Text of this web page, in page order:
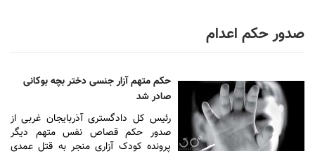
صدور حکم اعدام
حکم متهم آزار جنسی دختر بچه بوکانی
صادر شد
رئیس کل دادگستری آذربایجان غربی از
صدور حکم قصاص نفس متهم دیگر
پرونده کودک آزاری منجر به قتل عمدی